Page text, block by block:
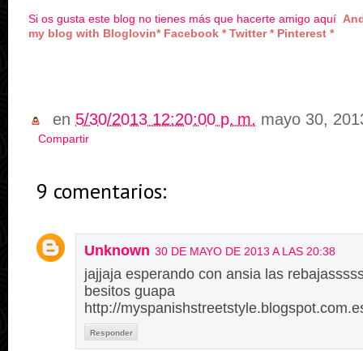
Si os gusta este blog no tienes más que hacerte amigo aquí
my blog with Bloglovin* Facebook *Twitter* Pinterest *
en 5/30/2013 12:20:00 p. m. mayo 30,
Compartir
9 comentarios:
Unknown 30 DE MAYO DE 2013 A LAS 20:38
jajjaja esperando con ansia las
besitos guapa
http://
Responder